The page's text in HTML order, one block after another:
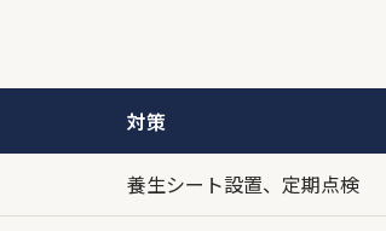
対策
養生シート設置、定期点検